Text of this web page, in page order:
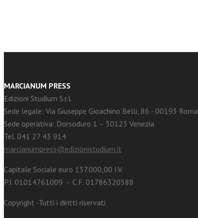
MARCIANUM PRESS
Edizioni Studium S.r.l.
Sede legale: Via Giuseppe Gioachino Belli, 86 - 00193 Roma
Sede operativa: Dorsoduro 1 – 30123 Venezia
Tel. 041 27 43 914
marcianumpress@edizionistudium.it
Capitale Sociale euro 137.000,00 I.V.
P.I. 01014761009 - C.F. 01786320588
Copyright -Tutti i diritti riservati